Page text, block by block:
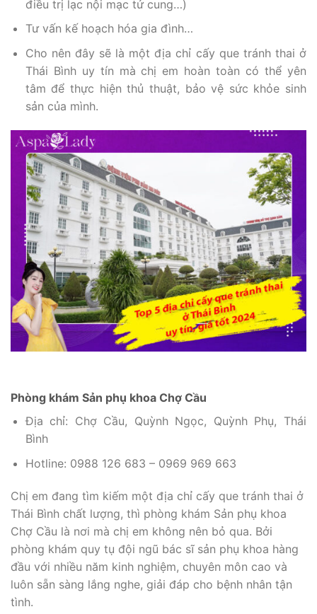
điều trị lạc nội mạc tử cung…)
Tư vấn kế hoạch hóa gia đình…
Cho nên đây sẽ là một địa chỉ cấy que tránh thai ở
Thái Bình uy tín mà chị em hoàn toàn có thể yên
tâm để thực hiện thủ thuật, bảo vệ sức khỏe sinh
sản của mình.
Phòng khám Sản phụ khoa Chợ Cầu
Địa chỉ: Chợ Cầu, Quỳnh Ngọc, Quỳnh Phụ, Thái
Bình
Hotline: 0988 126 683 – 0969 969 663
Chị em đang tìm kiếm một địa chỉ cấy que tránh thai ở
Thái Bình chất lượng, thì phòng khám Sản phụ khoa
Chợ Cầu là nơi mà chị em không nên bỏ qua. Bởi
phòng khám quy tụ đội ngũ bác sĩ sản phụ khoa hàng
đầu với nhiều năm kinh nghiệm, chuyên môn cao và
luôn sẵn sàng lắng nghe, giải đáp cho bệnh nhân tận
tình.